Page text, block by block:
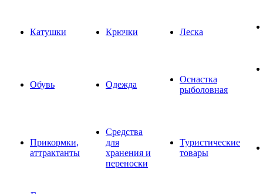
Катушки Крючки Леска
Обувь Одежда
Оснастка
рыболовная
Прикормки,
аттрактанты
Средства
для
хранения и
переноски
Туристические
товары